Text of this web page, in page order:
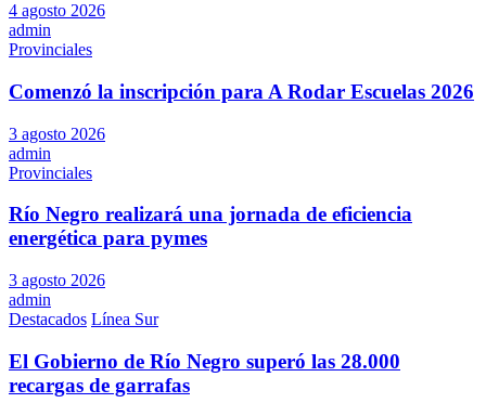
4 agosto 2026
admin
Provinciales
Comenzó la inscripción para A Rodar Escuelas 2026
3 agosto 2026
admin
Provinciales
Río Negro realizará una jornada de eficiencia
energética para pymes
3 agosto 2026
admin
Destacados Línea Sur
El Gobierno de Río Negro superó las 28.000
recargas de garrafas